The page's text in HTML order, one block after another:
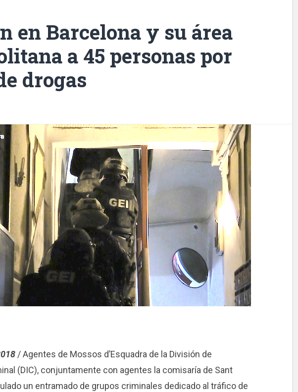
en Barcelona y su área
a 45 personas por
drogas
/ Agentes de Mossos d’Esquadra de la División de
(DIC), ​​conjuntamente con agentes la comisaría de Sant
un entramado de grupos criminales dedicado al tráfico de